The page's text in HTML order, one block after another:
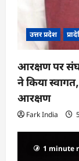
उत्तर प्रदेश
आरक्षण पर संघ
ने किया
आरक्षण
Fark India
1 minute